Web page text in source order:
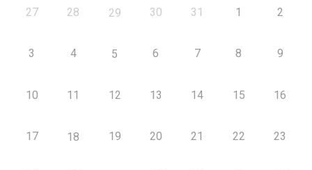
27 28 29 30 31 1 2
3 4 5 6 7 8 9
10 11 12 13 14 15 16
17 18 19 20 21 22 23